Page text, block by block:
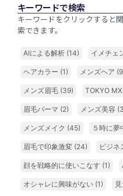
キーワードで検索
キーワードをクリックすると
索できます。
AIによる解析 (14) イメチェ
ヘアカラー (1) メンズヘア
メンズ眉毛 (39) TOKYO MX
眉毛パーマ (2) メンズ美容
メンズメイク (45) ５時に夢
眉毛で印象激変 (24) ビジネ
顔を戦略的に使いこなす (1)
オシャレに興味がない (1)